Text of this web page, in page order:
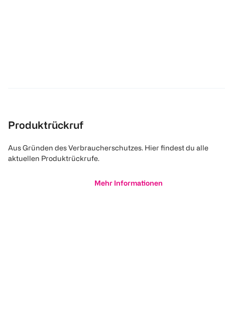
Produktrückruf
Aus Gründen des Verbraucherschutzes. Hier findest du alle
aktuellen Produktrückrufe.
Mehr Informationen